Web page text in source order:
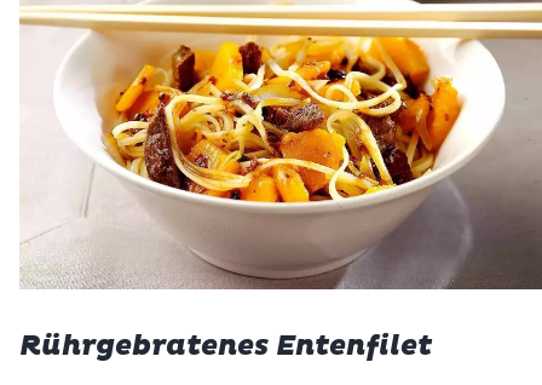
Rührgebratenes Entenfilet